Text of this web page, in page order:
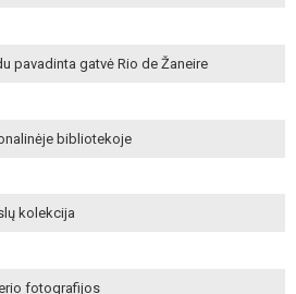
pavadinta gatvė Rio de Žaneire
bibliotekoje
kolekcija
fotografijos